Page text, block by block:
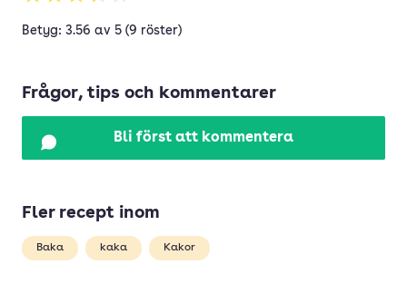
Betyg: 3.56 av 5 (9 röster)
Frågor, tips och kommentarer
Bli först att kommentera
Fler recept inom
Baka kaka Kakor